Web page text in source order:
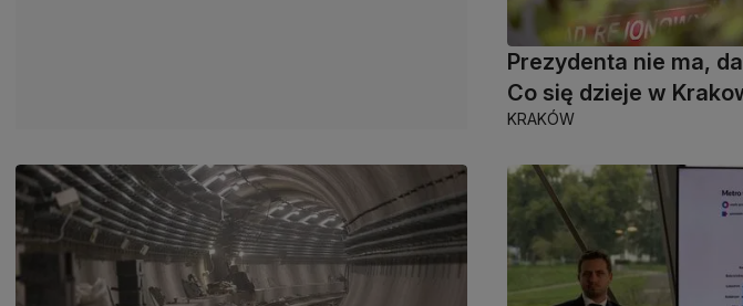
Prezydenta nie ma,
Co się dzieje w
KRAKÓW